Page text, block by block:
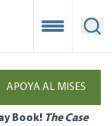
Open
APOYA AL MISES
Book! The Case